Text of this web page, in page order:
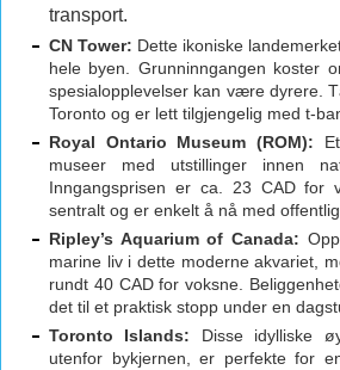
transport.
CN Tower: Dette ikoniske
hele byen. Grunninngangen koster
spesialopplevelser kan være dyrere.
Toronto og er lett tilgjengelig med t-
Royal Ontario Museum (ROM):
museer med utstillinger innen
Inngangsprisen er ca. 23 CAD for
sentralt og er enkelt å nå med
Ripley’s Aquarium of Canada:
marine liv i dette moderne akvariet,
rundt 40 CAD for voksne.
det til et praktisk stopp under en
Toronto Islands: Disse idylliske
utenfor bykjernen, er perfekte for